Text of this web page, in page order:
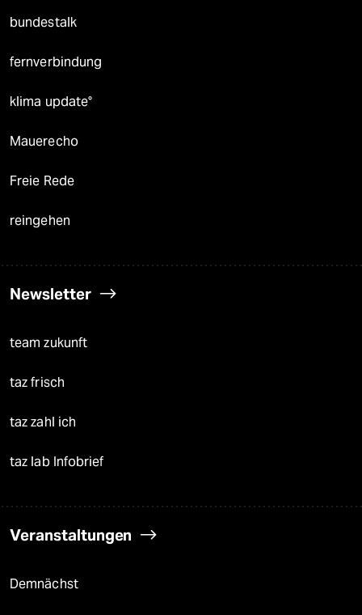
bundestalk
fernverbindung
klima update°
Mauerecho
Freie Rede
reingehen
Newsletter
team zukunft
taz frisch
taz zahl ich
taz lab Infobrief
Veranstaltungen
Demnächst